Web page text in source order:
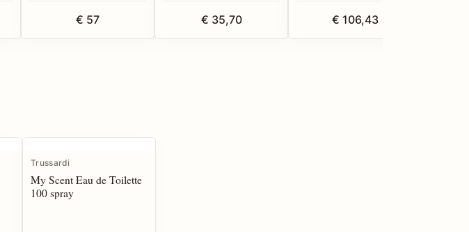
€ 57 € 35,70 € 106,43
Trussardi
My Scent Eau de Toilette
100 spray